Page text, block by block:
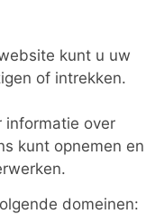
kunt u uw
of intrekken.
informatie over
kunt opnemen en
domeinen: